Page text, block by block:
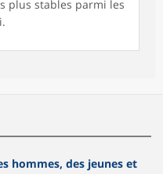
plus stables parmi les
hommes, des jeunes et